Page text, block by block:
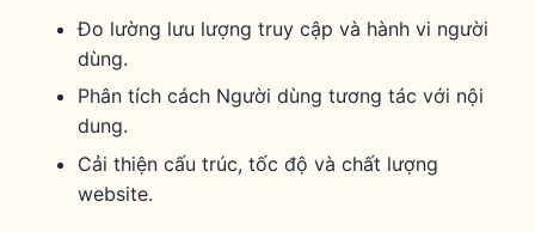
Đo lường lưu lượng truy cập và hành vi người
dùng.
Phân tích cách Người dùng tương tác với nội
dung.
Cải thiện cấu trúc, tốc độ và chất lượng
website.